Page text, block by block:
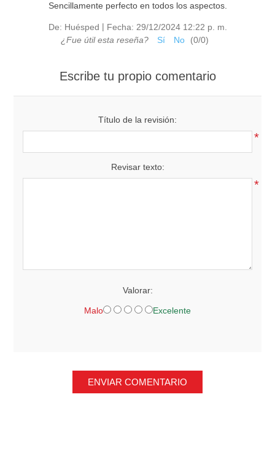
Sencillamente perfecto en todos los aspectos.
De: Huésped | Fecha: 29/12/2024 12:22 p. m.
¿Fue útil esta reseña?
Sí No (0/0)
Escribe tu propio comentario
Título de la revisión:
*
Revisar texto:
*
Valorar:
Malo Excelente
ENVIAR COMENTARIO